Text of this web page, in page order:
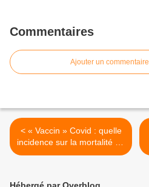
Commentaires
Ajouter un commentaire
< « Vaccin » Covid : quelle
incidence sur la mortalité au
Japon et en France ?